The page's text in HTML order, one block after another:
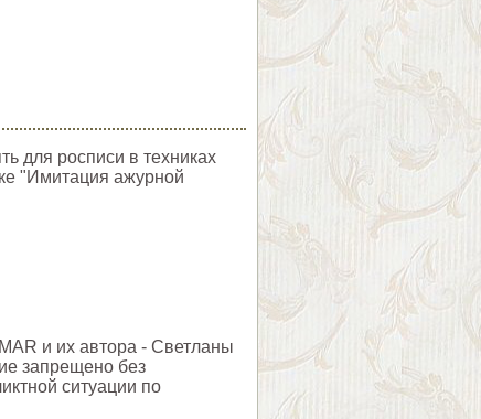
для росписи в техниках
"Имитация ажурной
и их автора - Светланы
запрещено без
ситуации по